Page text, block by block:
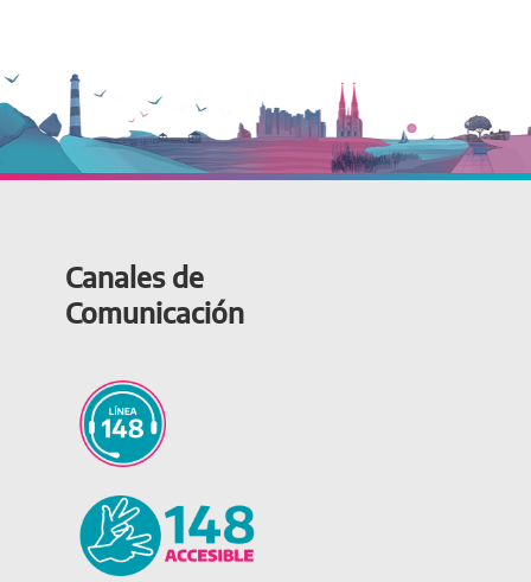
Canales de
Comunicación